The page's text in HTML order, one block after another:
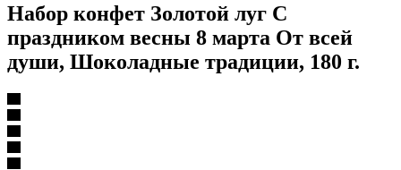
Набор конфет Золотой луг С
праздником весны 8 марта От всей
души, Шоколадные традиции, 180 г.